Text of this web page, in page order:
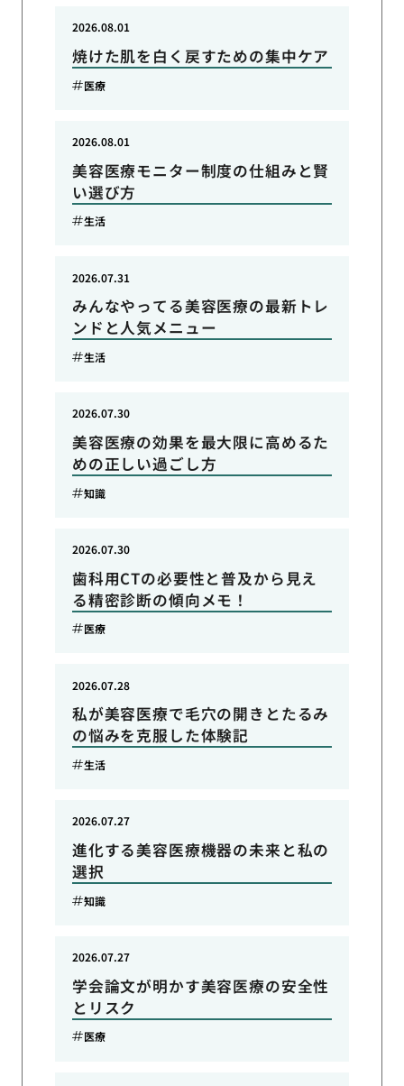
焼けた肌を白く戻すための集中ケア
2026.08.01
医療
美容医療モニター制度の仕組みと賢
い選び方
2026.08.01
生活
みんなやってる美容医療の最新トレ
ンドと人気メニュー
2026.07.31
生活
美容医療の効果を最大限に高めるた
めの正しい過ごし方
2026.07.30
知識
歯科用CTの必要性と普及から見え
る精密診断の傾向メモ！
2026.07.30
医療
私が美容医療で毛穴の開きとたるみ
の悩みを克服した体験記
2026.07.28
生活
進化する美容医療機器の未来と私の
選択
2026.07.27
知識
学会論文が明かす美容医療の安全性
とリスク
2026.07.27
医療